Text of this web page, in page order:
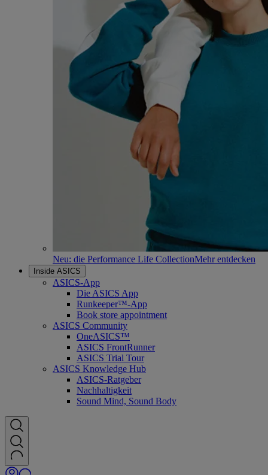
Neu: die Performance Life CollectionMehr entdecken
Inside ASICS
ASICS-App
Die ASICS App
Runkeeper™-App
Book store appointment
ASICS Community
OneASICS™
ASICS FrontRunner
ASICS Trial Tour
ASICS Knowledge Hub
ASICS-Ratgeber
Nachhaltigkeit
Sound Mind, Sound Body